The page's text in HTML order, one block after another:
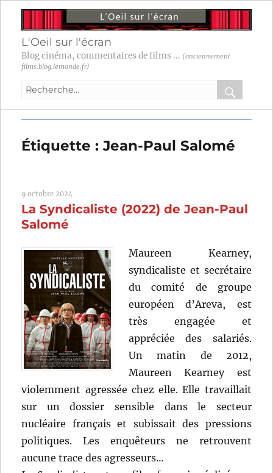
L'Oeil sur l'écran
Blog cinéma, commentaires de films ... (anciennement
films.blog.lemonde.fr)
Recherche
:
OK
Étiquette :Jean-Paul Salomé
9 octobre 2024
La Syndicaliste (2022) de Jean-Paul
Salomé
Maureen Kearney,
syndicaliste et secrétaire
du comité de groupe
européen d’Areva, est
très engagée et
appréciée des salariés.
Un matin de 2012,
Maureen Kearney est
violemment agressée chez elle. Elle travaillait
sur un dossier sensible dans le secteur
nucléaire français et subissait des pressions
politiques. Les enquêteurs ne retrouvent
aucune trace des agresseurs…